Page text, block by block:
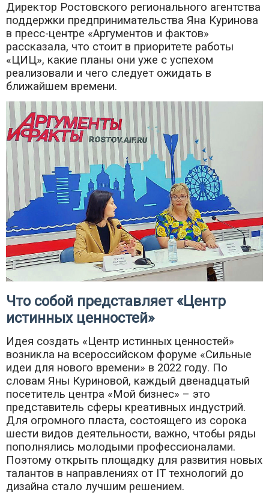
Директор Ростовского регионального агентства
поддержки предпринимательства Яна Куринова
в пресс-центре «Аргументов и фактов»
рассказала, что стоит в приоритете работы
«ЦИЦ», какие планы они уже с успехом
реализовали и чего следует ожидать в
ближайшем времени.
Что собой представляет «Центр
истинных ценностей»
Идея создать «Центр истинных ценностей»
возникла на всероссийском форуме «Сильные
идеи для нового времени» в 2022 году. По
словам Яны Куриновой, каждый двенадцатый
посетитель центра «Мой бизнес» – это
представитель сферы креативных индустрий.
Для огромного пласта, состоящего из сорока
шести видов деятельности, важно, чтобы ряды
пополнялись молодыми профессионалами.
Поэтому открыть площадку для развития новых
талантов в направлениях от IT технологий до
дизайна стало лучшим решением.